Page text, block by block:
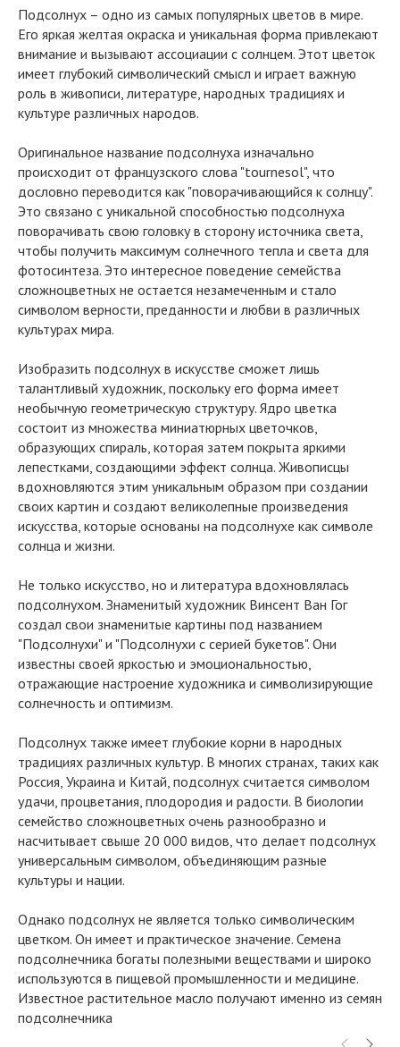
Подсолнух – одно из самых популярных цветов в мире.
Его яркая желтая окраска и уникальная форма привлекают
внимание и вызывают ассоциации с солнцем. Этот цветок
имеет глубокий символический смысл и играет важную
роль в живописи, литературе, народных традициях и
культуре различных народов.
Оригинальное название подсолнуха изначально
происходит от французского слова "tournesol", что
дословно переводится как "поворачивающийся к солнцу".
Это связано с уникальной способностью подсолнуха
поворачивать свою головку в сторону источника света,
чтобы получить максимум солнечного тепла и света для
фотосинтеза. Это интересное поведение семейства
сложноцветных не остается незамеченным и стало
символом верности, преданности и любви в различных
культурах мира.
Изобразить подсолнух в искусстве сможет лишь
талантливый художник, поскольку его форма имеет
необычную геометрическую структуру. Ядро цветка
состоит из множества миниатюрных цветочков,
образующих спираль, которая затем покрыта яркими
лепестками, создающими эффект солнца. Живописцы
вдохновляются этим уникальным образом при создании
своих картин и создают великолепные произведения
искусства, которые основаны на подсолнухе как символе
солнца и жизни.
Не только искусство, но и литература вдохновлялась
подсолнухом. Знаменитый художник Винсент Ван Гог
создал свои знаменитые картины под названием
"Подсолнухи" и "Подсолнухи с серией букетов". Они
известны своей яркостью и эмоциональностью,
отражающие настроение художника и символизирующие
солнечность и оптимизм.
Подсолнух также имеет глубокие корни в народных
традициях различных культур. В многих странах, таких как
Россия, Украина и Китай, подсолнух считается символом
удачи, процветания, плодородия и радости. В биологии
семейство сложноцветных очень разнообразно и
насчитывает свыше 20 000 видов, что делает подсолнух
универсальным символом, объединяющим разные
культуры и нации.
Однако подсолнух не является только символическим
цветком. Он имеет и практическое значение. Семена
подсолнечника богаты полезными веществами и широко
используются в пищевой промышленности и медицине.
Известное растительное масло получают именно из семян
подсолнечника